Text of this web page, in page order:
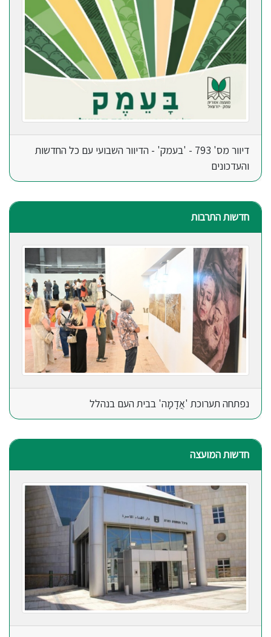
דיוור מס' 793 - 'בעמק' - הדיוור השבועי עם כל החדשות
והעדכונים
חדשות התרבות
נפתחה תערוכת 'אֲדָמָה' בבית העם בנהלל
חדשות המועצה